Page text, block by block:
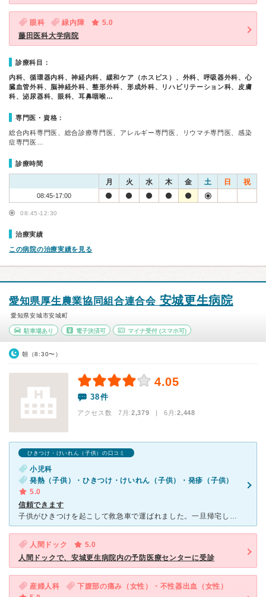
眼科 緑内障
5.0
藤田医科大学病院
診療科目：
内科、循環器内科、神経内科、緩和ケア（ホスピス）、外科、呼吸器外科、心
臓血管外科、脳神経外科、整形外科、形成外科、リハビリテーション科、皮膚
科、泌尿器科、眼科、耳鼻咽喉…
専門医・資格：
総合内科専門医、総合診療専門医、アレルギー専門医、リウマチ専門医、感染
症専門医…
診療時間
月 火 水 木 金 土 日 祝
08:45-17:00
08:45-12:30
治療実績
この病院の治療実績を見る
愛知県厚生農業協同組合連合会 安城更生病院
愛知県安城市安城町
駐車場あり 電子決済可 マイナ受付 (スマホ可)
朝（8:30〜）
4.05
38件
アクセス数 7月:2,379 | 6月:2,448
ひきつけ・けいれん（子供）の口コミ
小児科
発熱（子供）・ひきつけ・けいれん（子供）・発疹（子供）
5.0
信頼できます
子供がひきつけを起こして救急車で運ばれました。一旦帰宅しましたが、血液培養の結果で菌が見つかったので来てくださいと連絡があり入院することになりました。 菌血症のおそれもあるので菌が判明するまでも抗生
人間ドック
5.0
人間ドックで、安城更生病院内の予防医療センターに受診
産婦人科
下腹部の痛み（女性）・不性器出血（女性）